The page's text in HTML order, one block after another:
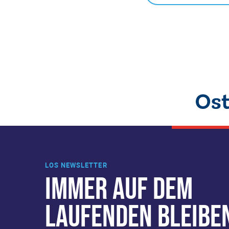
LOS NEWSLETTER
IMMER AUF DEM
LAUFENDEN